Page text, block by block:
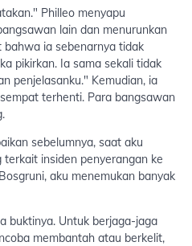
Philleo menyapu
lain dan menurunkan
ia sebenarnya tidak
pikirkan. Ia sama sekali tidak
penjelasanku." Kemudian, ia
terhenti. Para bangsawan
sebelumnya, saat aku
insiden penyerangan ke
aku menemukan banyak
buktinya. Untuk berjaga-jaga
membantah atau berkelit,